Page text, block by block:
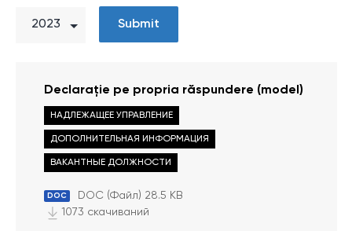
Submit
Declarație pe propria răspundere (model)
DOC DOC (Файл) 28.5 KB
НАДЛЕЖАЩЕЕ УПРАВЛЕНИЕ
ДОПОЛНИТЕЛЬНАЯ ИНФОРМАЦИЯ
ВАКАНТНЫЕ ДОЛЖНОСТИ
1073 скачиваний